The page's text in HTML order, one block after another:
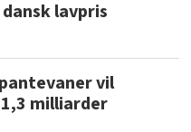
lavpris
vil
milliarder